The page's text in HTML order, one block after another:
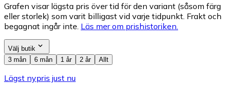
Grafen visar lägsta pris över tid för den variant (såsom färg
eller storlek) som varit billigast vid varje tidpunkt. Frakt och
begagnat ingår inte. Läs mer om prishistoriken.
Välj butik
3 mån
6 mån 1 år 2 år Allt
Lägst nypris just nu